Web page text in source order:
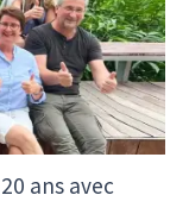
ans avec